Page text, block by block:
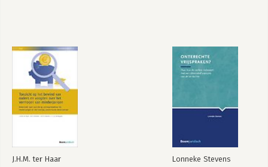
J.H.M. ter Haar Lonneke Stevens